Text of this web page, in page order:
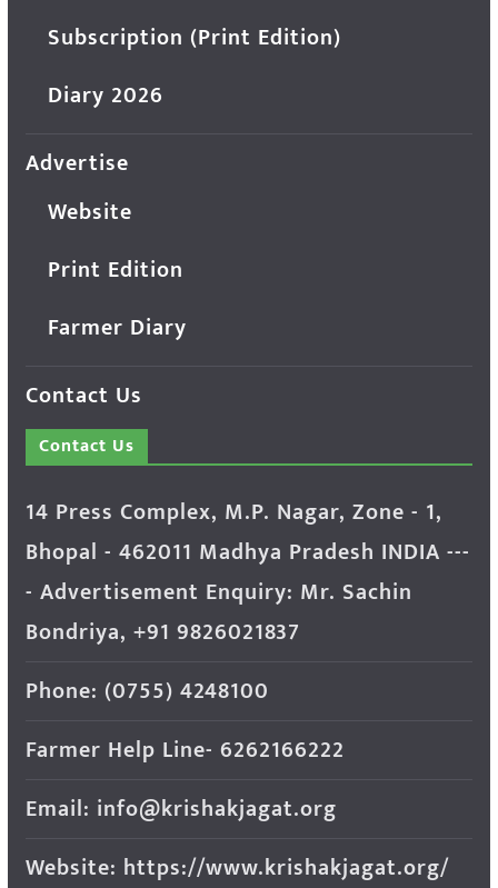
Subscription (Print Edition)
Diary 2026
Advertise
Website
Print Edition
Farmer Diary
Contact Us
Contact Us
14 Press Complex, M.P. Nagar, Zone - 1,
Bhopal - 462011 Madhya Pradesh INDIA ---
- Advertisement Enquiry: Mr. Sachin
Bondriya, +91 9826021837
Phone: (0755) 4248100
Farmer Help Line- 6262166222
Email: info@krishakjagat.org
Website: https://www.krishakjagat.org/